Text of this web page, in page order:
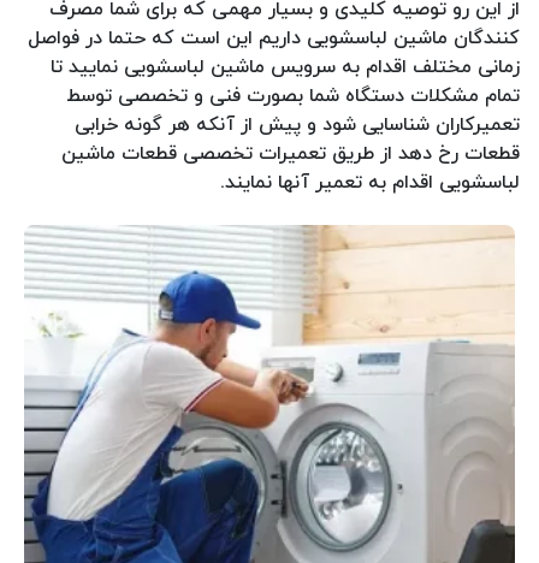
از این رو توصیه کلیدی و بسیار مهمی که برای شما مصرف
کنندگان ماشین لباسشویی داریم این است که حتما در فواصل
زمانی مختلف اقدام به سرویس ماشین لباسشویی نمایید تا
تمام مشکلات دستگاه شما بصورت فنی و تخصصی توسط
تعمیرکاران شناسایی شود و پیش از آنکه هر گونه خرابی
قطعات رخ دهد از طریق تعمیرات تخصصی قطعات ماشین
لباسشویی اقدام به تعمیر آنها نمایند.